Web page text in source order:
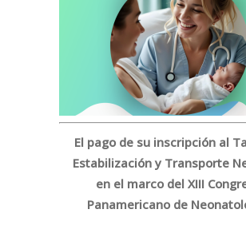
El pago de su inscripción al
Estabilización y Transporte
en el marco del XIII
Panamericano de